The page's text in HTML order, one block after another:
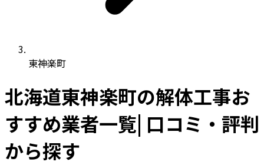
東神楽町
北海道東神楽町の解体工事お
すすめ業者一覧| 口コミ・評判
から探す